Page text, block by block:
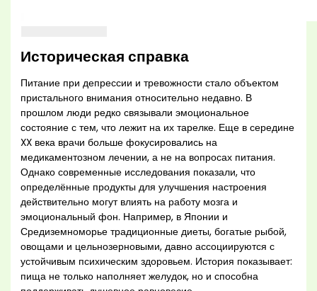
Историческая справка
Питание при депрессии и тревожности стало объектом
пристального внимания относительно недавно. В
прошлом люди редко связывали эмоциональное
состояние с тем, что лежит на их тарелке. Еще в середине
XX века врачи больше фокусировались на
медикаментозном лечении, а не на вопросах питания.
Однако современные исследования показали, что
определённые продукты для улучшения настроения
действительно могут влиять на работу мозга и
эмоциональный фон. Например, в Японии и
Средиземноморье традиционные диеты, богатые рыбой,
овощами и цельнозерновыми, давно ассоциируются с
устойчивым психическим здоровьем. История показывает:
пища не только наполняет желудок, но и способна